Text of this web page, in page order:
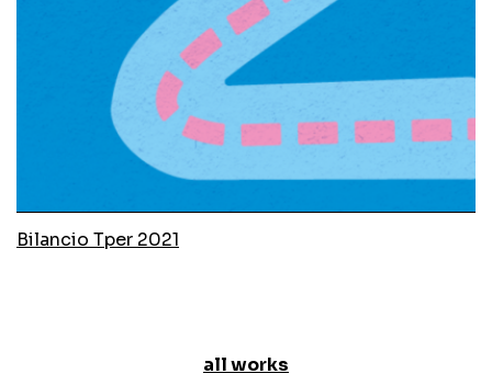
Bilancio Tper 2021
all works